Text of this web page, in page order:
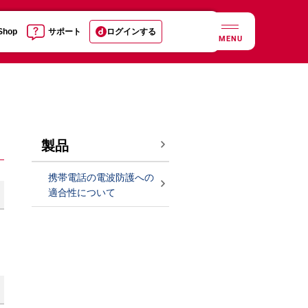
サポート ログインする
MENU
製品
携帯電話の電波防護への
適合性について